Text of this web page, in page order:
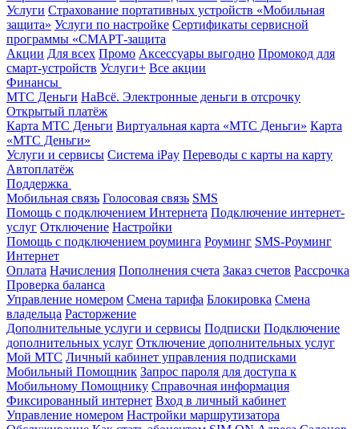
Услуги Страхование портативных устройств «Мобильная
защита» Услуги по настройке Сертификаты сервисной
программы «СМАРТ-защита
Акции Для всех Промо Аксессуары выгодно Промокод для
смарт-устройств Услуги+ Все акции
Финансы
МТС Деньги НаВсё. Электронные деньги в отсрочку
Открытый платёж
Карта МТС Деньги Виртуальная карта «МТС Деньги» Карта
«МТС Деньги»
Услуги и сервисы Система iPay Переводы с карты на карту
Автоплатёж
Поддержка
Мобильная связь Голосовая связь SMS
Помощь с подключением Интернета Подключение интернет-
услуг Отключение Настройки
Помощь с подключением роуминга Роуминг SMS-Роуминг
Интернет
Оплата Начисления Пополнения счета Заказ счетов Рассрочка
Проверка баланса
Управление номером Смена тарифа Блокировка Смена
владельца Расторжение
Дополнительные услуги и сервисы Подписки Подключение
дополнительных услуг Отключение дополнительных услуг
Мой МТС Личный кабинет управления подписками
Мобильный Помощник Запрос пароля для доступа к
Мобильному Помощнику Справочная информация
Фиксированный интернет Вход в личный кабинет
Управление номером Настройки маршрутизатора